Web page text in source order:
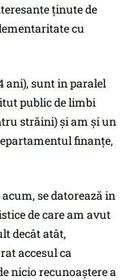
ținute de
cu
ani), sunt in paralel
public de limbi
străini) și am și un
finanțe,
se datorează in
de care am avut
decât atât,
accesul ca
nicio recunoaștere a